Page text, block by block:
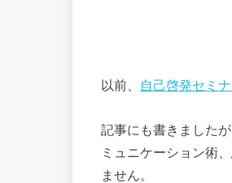
以前、 自己啓発セミ
記事にも書きました
ミュニケーション術
ません。